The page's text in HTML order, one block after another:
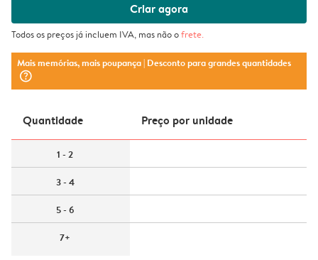
Criar agora
Todos os preços já incluem IVA, mas não ofrete.
Mais memórias, mais poupança| Desconto para grandes quantidades
question_mark_circle
Quantidade Preço por unidade
1 - 2
3 - 4
5 - 6
7+